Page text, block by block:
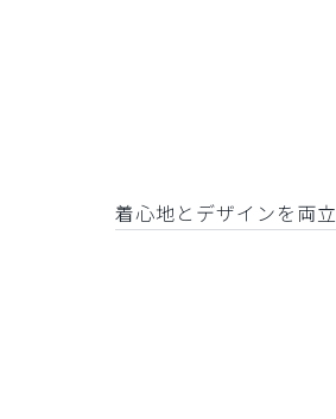
着心地とデザインを両立